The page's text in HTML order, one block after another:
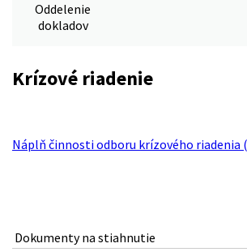
Oddelenie
dokladov
Krízové riadenie
Náplň činnosti odboru krízového riadenia
Dokumenty na stiahnutie